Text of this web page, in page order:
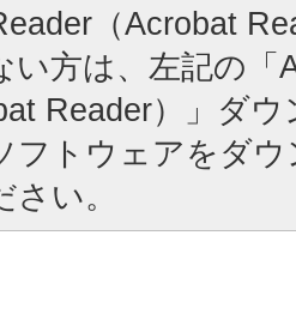
（Acrobat
い方は、左記の「
Reader）」ダ
フトウェアをダ
い。